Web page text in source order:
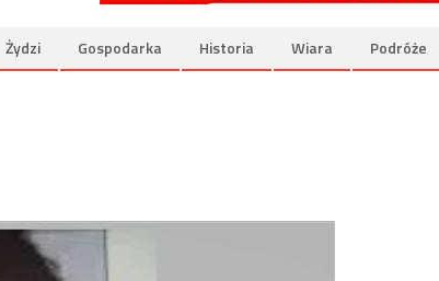
Żydzi Gospodarka Historia Wiara Podróże